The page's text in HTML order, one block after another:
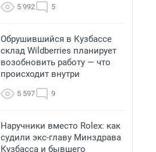
5 992 5
Обрушившийся в Кузбассе
склад Wildberries планирует
возобновить работу — что
происходит внутри
5 597 9
Наручники вместо Rolex: как
судили экс-главу Минздрава
Кузбасса и бывшего